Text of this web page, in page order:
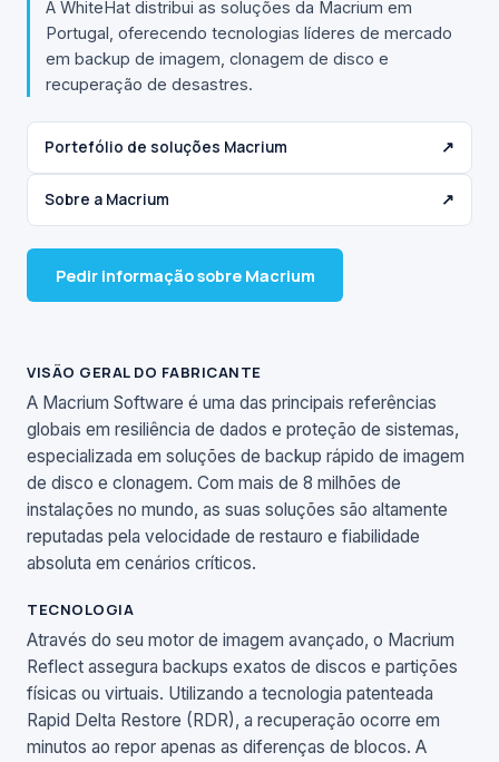
A WhiteHat distribui as soluções da Macrium em
Portugal, oferecendo tecnologias líderes de mercado
em backup de imagem, clonagem de disco e
recuperação de desastres.
Portefólio de soluções Macrium ↗
Sobre a Macrium ↗
Pedir informação sobre Macrium
VISÃO GERAL DO FABRICANTE
A Macrium Software é uma das principais referências
globais em resiliência de dados e proteção de sistemas,
especializada em soluções de backup rápido de imagem
de disco e clonagem. Com mais de 8 milhões de
instalações no mundo, as suas soluções são altamente
reputadas pela velocidade de restauro e fiabilidade
absoluta em cenários críticos.
TECNOLOGIA
Através do seu motor de imagem avançado, o Macrium
Reflect assegura backups exatos de discos e partições
físicas ou virtuais. Utilizando a tecnologia patenteada
Rapid Delta Restore (RDR), a recuperação ocorre em
minutos ao repor apenas as diferenças de blocos. A